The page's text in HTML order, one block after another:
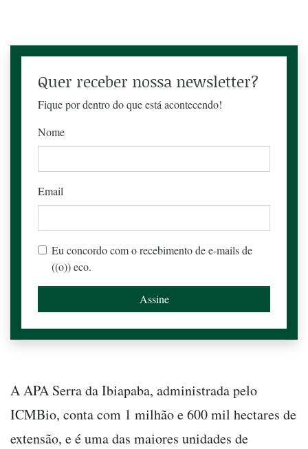
Quer receber nossa newsletter?
Fique por dentro do que está acontecendo!
Nome
Email
Eu concordo com o recebimento de e-mails de
((o)) eco.
A APA Serra da Ibiapaba, administrada pelo
ICMBio, conta com 1 milhão e 600 mil hectares de
extensão, e é uma das maiores unidades de